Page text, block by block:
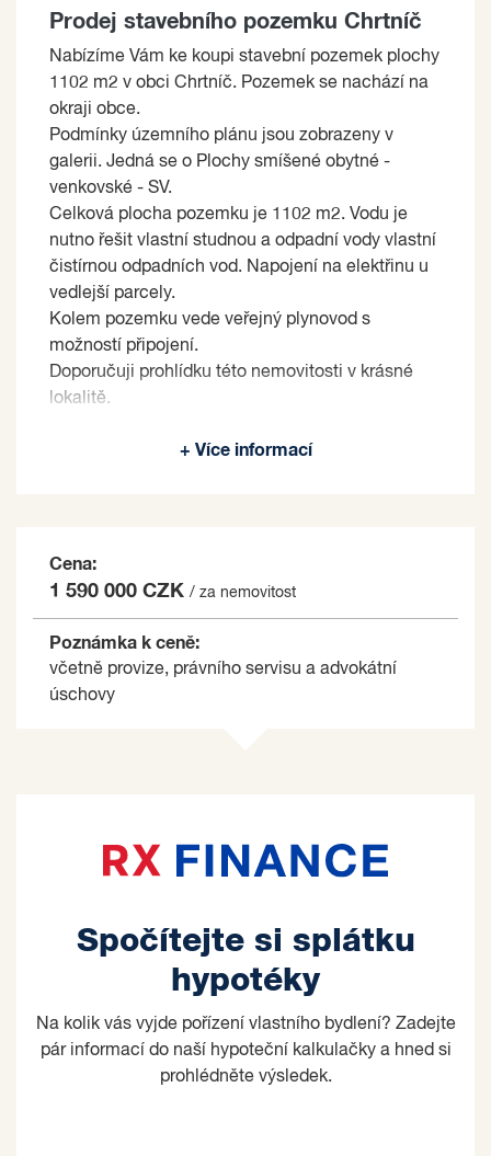
Prodej stavebního pozemku Chrtníč
Nabízíme Vám ke koupi stavební pozemek plochy
1102 m2 v obci Chrtníč. Pozemek se nachází na
okraji obce.
Podmínky územního plánu jsou zobrazeny v
galerii. Jedná se o Plochy smíšené obytné -
venkovské - SV.
Celková plocha pozemku je 1102 m2. Vodu je
nutno řešit vlastní studnou a odpadní vody vlastní
čistírnou odpadních vod. Napojení na elektřinu u
vedlejší parcely.
Kolem pozemku vede veřejný plynovod s
možností připojení.
Doporučuji prohlídku této nemovitosti v krásné
lokalitě.
na základě jím zvolených kritérií.
+ Více informací
Cena:
1 590 000 CZK / za nemovitost
Poznámka k ceně:
včetně provize, právního servisu a advokátní
úschovy
Spočítejte si splátku
hypotéky
Na kolik vás vyjde pořízení vlastního bydlení? Zadejte
pár informací do naší hypoteční kalkulačky a hned si
prohlédněte výsledek.